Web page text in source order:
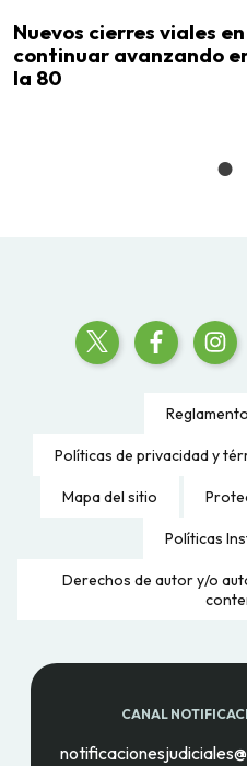
Nuevos cierres viales
continuar avanzando
la 80
Políticas de privacidad y
Mapa del sitio
Políticas
Derechos de autor y/o
CANAL